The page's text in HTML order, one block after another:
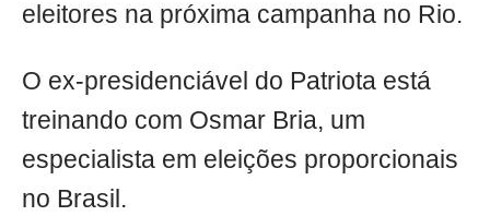
eleitores na próxima campanha no Rio.
O ex-presidenciável do Patriota está
treinando com Osmar Bria, um
especialista em eleições proporcionais
no Brasil.